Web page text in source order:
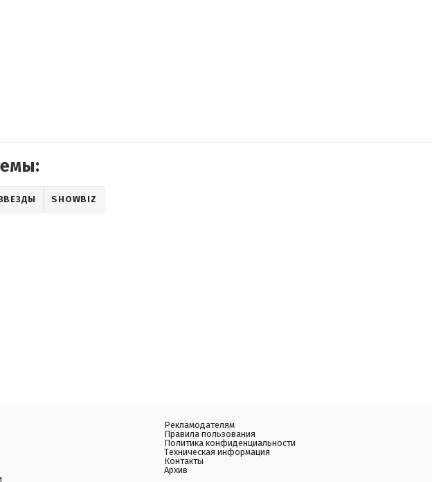
SHOWBIZ
Рекламодателям
Правила пользования
Политика конфиденциальности
Техническая информация
Контакты
Архив